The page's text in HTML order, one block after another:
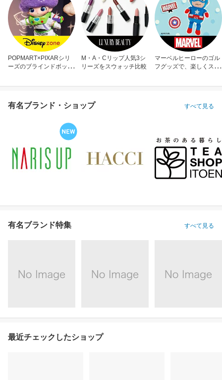
POPMART×PIXARシリ
ーズのブラインドボック
M・A・Cリップ人気3シ
リーズをスウォッチ比較
マーベルヒーローのゴル
フグッズで、楽しくスコ
有名ブランド・ショップ すべて見る
有名ブランド特集 すべて見る
最近チェックしたショップ